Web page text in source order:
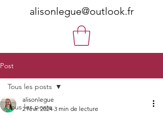
alisonlegue@outlook.fr
Post
Tous les posts
Tous les posts
alisonlegue
2 févr. 2024 3 min de lecture